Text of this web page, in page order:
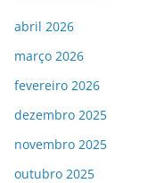
abril 2026
março 2026
fevereiro 2026
dezembro 2025
novembro 2025
outubro 2025